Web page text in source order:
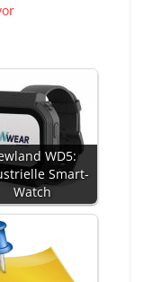
WD5:
Smart-
Watch